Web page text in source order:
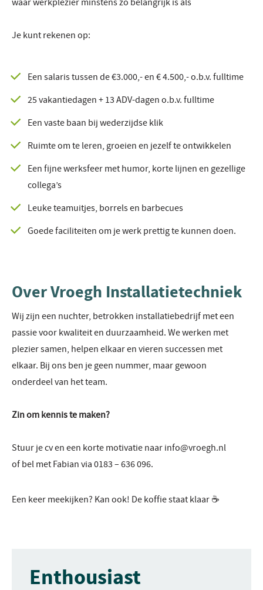
waar werkplezier minstens zo belangrijk is als
Je kunt rekenen op:
Een salaris tussen de €3.000,- en € 4.500,- o.b.v. fulltime
25 vakantiedagen + 13 ADV-dagen o.b.v. fulltime
Een vaste baan bij wederzijdse klik
Ruimte om te leren, groeien en jezelf te ontwikkelen
Een fijne werksfeer met humor, korte lijnen en gezellige
collega’s
Leuke teamuitjes, borrels en barbecues
Goede faciliteiten om je werk prettig te kunnen doen.
Over Vroegh Installatietechniek
Wij zijn een nuchter, betrokken installatiebedrijf met een
passie voor kwaliteit en duurzaamheid. We werken met
plezier samen, helpen elkaar en vieren successen met
elkaar. Bij ons ben je geen nummer, maar gewoon
onderdeel van het team.
Zin om kennis te maken?
Stuur je cv en een korte motivatie naar info@vroegh.nl
of bel met Fabian via 0183 – 636 096.
Een keer meekijken? Kan ook! De koffie staat klaar ☕
Enthousiast